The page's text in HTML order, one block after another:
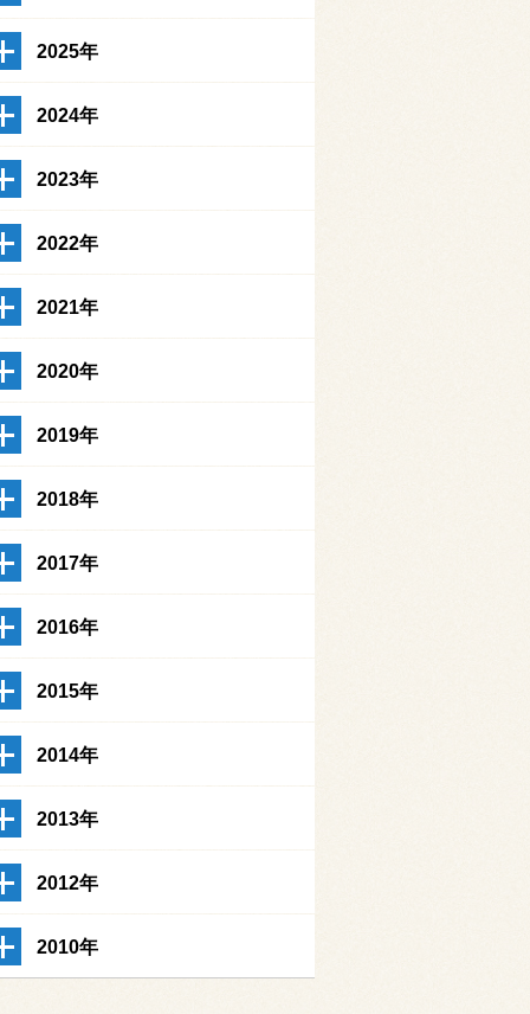
2025年
2024年
2023年
2022年
2021年
2020年
2019年
2018年
2017年
2016年
2015年
2014年
2013年
2012年
2010年